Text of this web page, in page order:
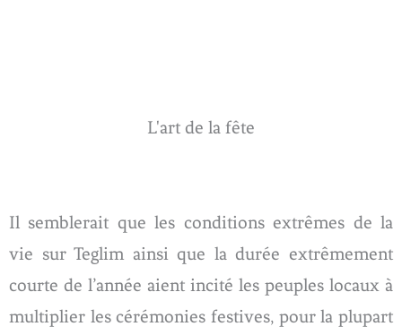
L'art de la fête
Il semblerait que les conditions extrêmes de la
vie sur Teglim ainsi que la durée extrêmement
courte de l’année aient incité les peuples locaux à
multiplier les cérémonies festives, pour la plupart